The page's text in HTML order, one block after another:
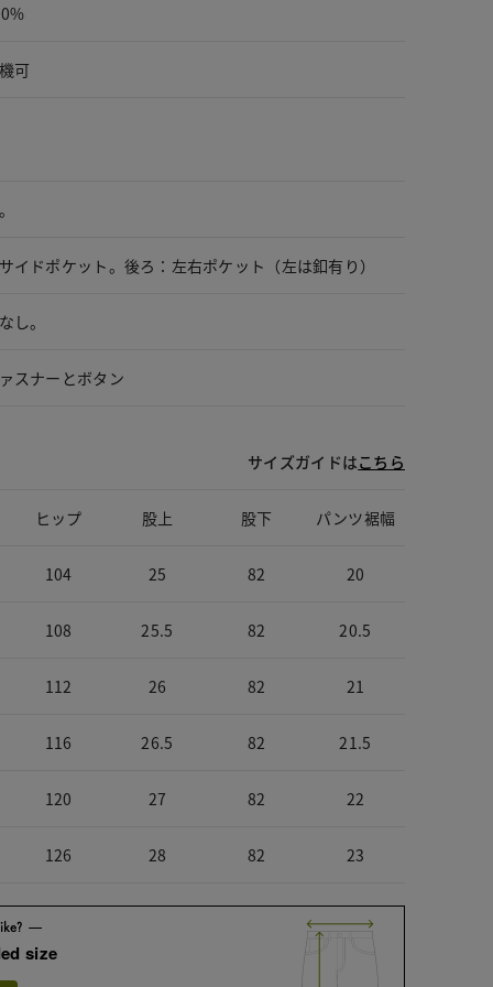
可
イドポケット。後ろ：左右ポケット（左は釦有り）
し。
スナーとボタン
サイズガイドはこちら
ヒップ 股上 股下 パンツ裾幅
104 25 82 20
108 25.5 82 20.5
112 26 82 21
116 26.5 82 21.5
120 27 82 22
126 28 82 23
size